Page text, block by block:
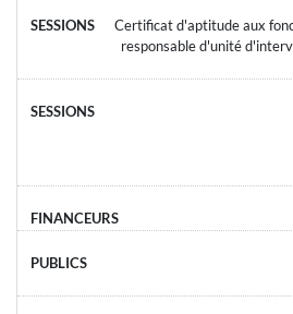
Certificat d'aptitude aux
responsable d'unité